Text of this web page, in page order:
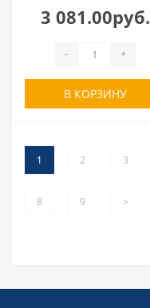
3 081.00руб.
- +
В КОРЗИНУ
1 2 3
8 9 >